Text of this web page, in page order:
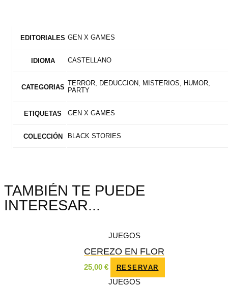
EDITORIALES GEN X GAMES
IDIOMA CASTELLANO
CATEGORIAS TERROR, DEDUCCION, MISTERIOS, HUMOR,
PARTY
ETIQUETAS GEN X GAMES
COLECCIÓN BLACK STORIES
TAMBIÉN TE PUEDE
INTERESAR...
JUEGOS
CEREZO EN FLOR
25,00 € RESERVAR
JUEGOS